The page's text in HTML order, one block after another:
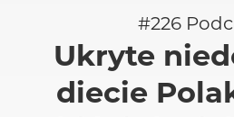
#226
Ukryte
diecie